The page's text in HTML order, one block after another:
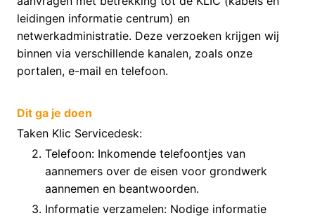
leidingen informatie centrum) en
netwerkadministratie. Deze verzoeken krijgen wij
binnen via verschillende kanalen, zoals onze
portalen, e-mail en telefoon.
Dit ga je doen
Taken Klic Servicedesk:
Telefoon: Inkomende telefoontjes van
aannemers over de eisen voor grondwerk
aannemen en beantwoorden.
Informatie verzamelen: Nodige informatie